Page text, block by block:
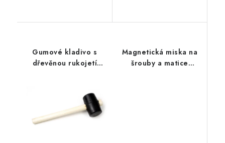
Gumové kladivo s
dřevěnou rukojetí
Magnetická miska na
šrouby a matice